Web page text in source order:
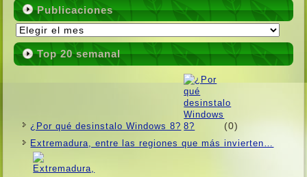
Publicaciones
Publicaciones
Top 20 semanal
¿Por qué desinstalo Windows 8? (0)
Extremadura, entre las regiones que más invierten…